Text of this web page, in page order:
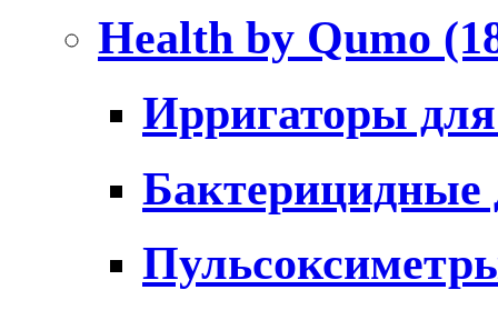
Health by Qumo
Ирригаторы